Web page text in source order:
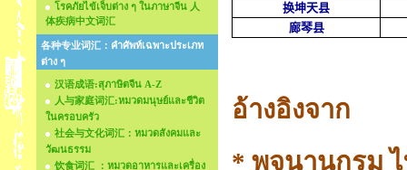
โรคภัยไข้เจ็บต่าง ๆ ในภาษาจีน 人
体疾病中文词汇
各种专业词汇：คำศัพท์เฉพาะประเภท
ต่าง ๆ
汉语成语:สุภาษิตจีน A-Z
人与家庭词汇:หมวดมนุษย์และชีวิต
ในครอบครัว
社会与文化词汇：หมวดสังคมและ
วัฒนธรรม
饮食词汇 ：หมวดอาหารและเครื่อง
换坤天县
廊琴县
อ้างอิงจาก
* พจนานุกรม